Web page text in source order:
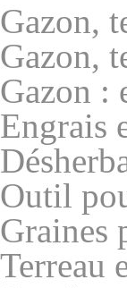
Gazon,
Gazon,
Gazon :
Engrais
Outil
Graines
Terreau